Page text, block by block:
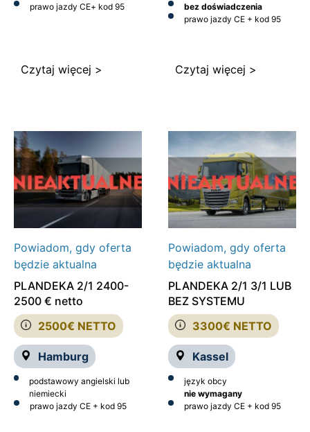
prawo jazdy CE+ kod 95
Czytaj więcej >
bez doświadczenia
prawo jazdy CE + kod 95
Czytaj więcej >
Powiadom, gdy oferta
będzie aktualna
2500€ NETTO
Hamburg
PLANDEKA 2/1 2400-
2500 € netto
podstawowy angielski lub
niemiecki
prawo jazdy CE + kod 95
Powiadom, gdy oferta
będzie aktualna
3300€ NETTO
Kassel
PLANDEKA 2/1 3/1 LUB
BEZ SYSTEMU
język obcy
nie wymagany
prawo jazdy CE + kod 95